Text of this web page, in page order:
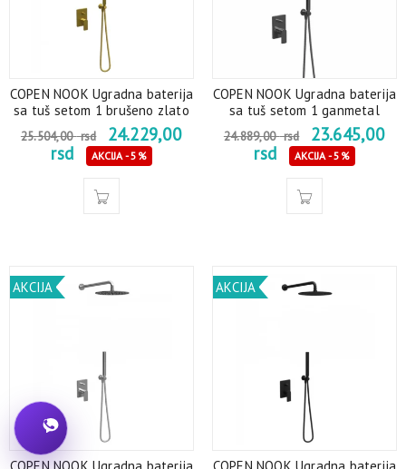
COPEN NOOK Ugradna baterija
sa tuš setom 1 brušeno zlato
25.504,00rsd
24.229,00
rsd
AKCIJA - 5%
COPEN NOOK Ugradna baterija
sa tuš setom 1 ganmetal
24.889,00rsd
23.645,00
rsd
AKCIJA - 5%
AKCIJA AKCIJA